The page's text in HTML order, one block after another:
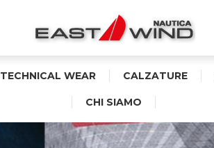
TECHNICAL WEAR CALZATURE
CHI SIAMO